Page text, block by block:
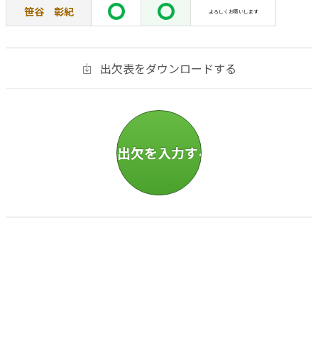
笹谷 彰紀 よろしくお願いします
出欠表をダウンロードする